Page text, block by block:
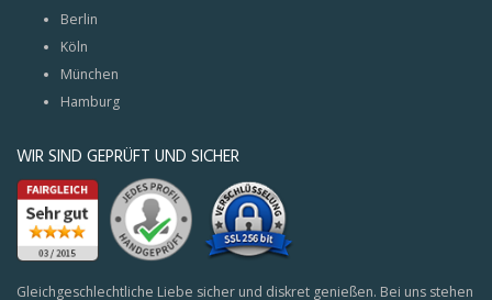
Berlin
Köln
München
Hamburg
WIR SIND GEPRÜFT UND SICHER
Gleichgeschlechtliche Liebe sicher und diskret genießen. Bei uns stehen